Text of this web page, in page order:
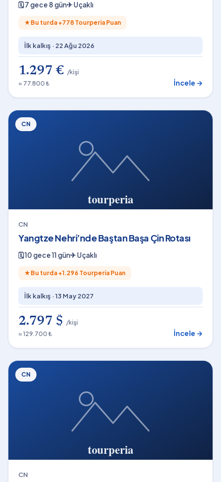
🗓7 gece 8 gün✈Uçaklı
★ Bu turda +778 Tourperia Puan
İlk kalkış · 22 Ağu 2026
1.297 € /kişi
≈ 77.800 ₺
İncele →
CN
CN
Yangtze Nehri’nde Baştan Başa Çin Rotası
🗓10 gece 11 gün✈Uçaklı
★ Bu turda +1.296 Tourperia Puan
İlk kalkış ·13 May 2027
2.797 $ /kişi
≈ 129.700 ₺
İncele →
CN
CN